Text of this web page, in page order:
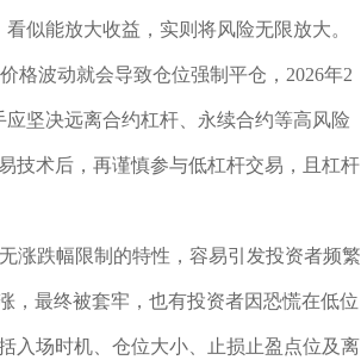
似能放大收益，实则将风险无限放大。
格波动就会导致仓位强制平仓，2026年2
坚决远离合约杠杆、永续合约等高风险
技术后，再谨慎参与低杠杆交易，且杠杆
涨跌幅限制的特性，容易引发投资者频繁
，最终被套牢，也有投资者因恐慌在低位
入场时机、仓位大小、止损止盈点位及离